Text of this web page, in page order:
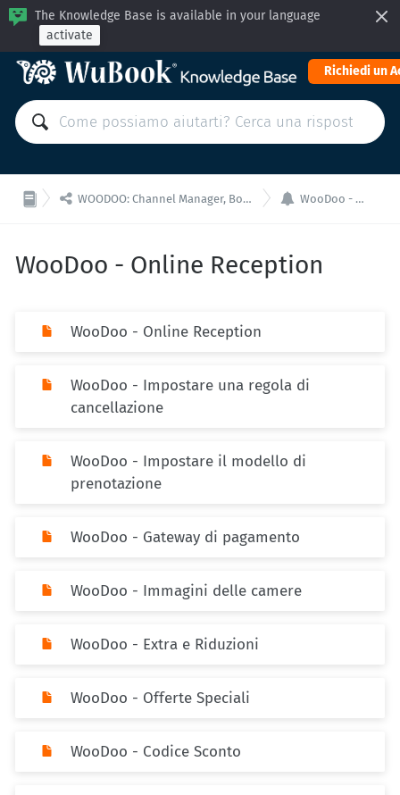
The Knowledge Base is available in your language
activate
Richiedi un
 WOODOO: Channel Manager, Booking Engine for API integrations  WooDoo - Online Reception
WooDoo - Online Reception
WooDoo - Online Reception
WooDoo - Impostare una regola di
cancellazione
WooDoo - Impostare il modello di
prenotazione
WooDoo - Gateway di pagamento
WooDoo - Immagini delle camere
WooDoo - Extra e Riduzioni
WooDoo - Offerte Speciali
WooDoo - Codice Sconto